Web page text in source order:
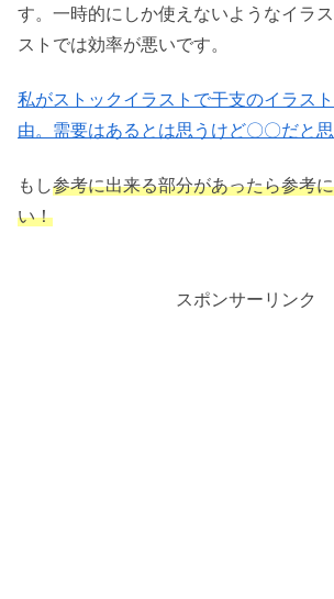
す。一時的にしか使えないようなイラ
ストでは効率が悪いです。
私がストックイラストで干支のイラス
由。需要はあるとは思うけど〇〇だと思
もし参考に出来る部分があったら参考
い！
スポンサーリンク